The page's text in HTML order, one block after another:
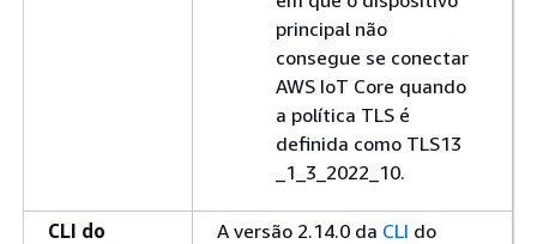
principal não
consegue se conectar
AWS IoT Core quando
a política TLS é
definida como TLS13
_1_3_2022_10.
CLI do
A versão 2.14.0 da CLI do